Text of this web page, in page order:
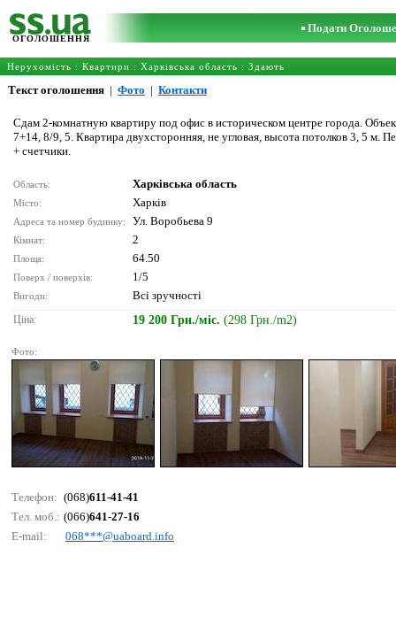
ОГОЛОШЕННЯ
Подати
Нерухомість : Квартири : Харківська область : Здають
Текст оголошення | Фото | Контакти
Сдам 2-комнатную квартиру под офис в историческом центре города.
7+14, 8/9, 5. Квартира двухсторонняя, не угловая, высота потолков 3, 5
+ счетчики.
Область: Харківська область
Місто: Харків
Адреса та номер будинку: Ул. Воробьева 9
Кімнат: 2
Площа: 64.50
Поверх / поверхів: 1/5
Вигоди: Всі зручності
Ціна: 19 200 Грн./міс. (298 Грн./m2)
Фото:
Телефон: (068)611-41-41
Тел. моб.: (066)641-27-16
E-mail:
068***@uаbоаrd.infо